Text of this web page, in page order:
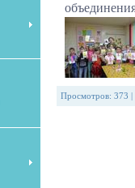
Просмотров: 373